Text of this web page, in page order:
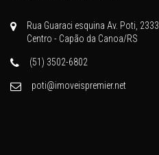
Rua Guaraci esquina Av. Poti, 2333
Centro - Capão da Canoa/RS
(51) 3502-6802
poti@imoveispremier.net